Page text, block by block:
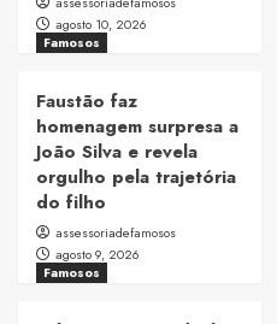
agosto 10, 2026
Famosos
Faustão faz
homenagem surpresa a
João Silva e revela
orgulho pela trajetória
do filho
assessoriadefamosos
agosto 9, 2026
Famosos